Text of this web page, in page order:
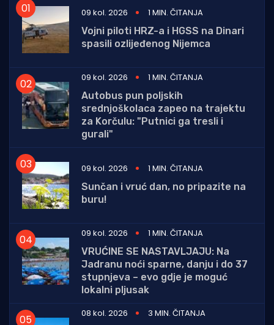
09 kol. 2026
1 MIN. ČITANJA
Vojni piloti HRZ-a i HGSS na Dinari
spasili ozlijeđenog Nijemca
09 kol. 2026
1 MIN. ČITANJA
Autobus pun poljskih
srednjoškolaca zapeo na trajektu
za Korčulu: "Putnici ga tresli i
gurali"
09 kol. 2026
1 MIN. ČITANJA
Sunčan i vruć dan, no pripazite na
buru!
09 kol. 2026
1 MIN. ČITANJA
VRUĆINE SE NASTAVLJAJU: Na
Jadranu noći sparne, danju i do 37
stupnjeva – evo gdje je moguć
lokalni pljusak
08 kol. 2026
3 MIN. ČITANJA